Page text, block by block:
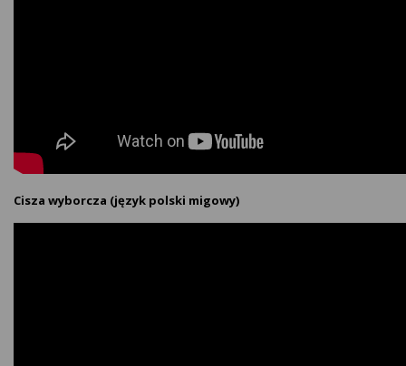
Cisza wyborcza (język polski migowy)